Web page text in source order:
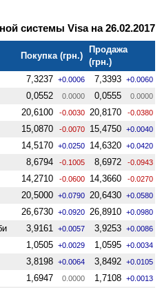
системы Visa на 26.02.2017
Покупка (грн.)
Продажа
(грн.)
7,3237 +0.0006 7,3393 +0.0060
0,0552 0.0000 0,0555 0.0000
20,6100 -0.0030 20,8170 -0.0380
15,0870 -0.0070 15,4750 +0.0040
14,5170 +0.0250 14,6320 +0.0420
8,6794 -0.1005 8,6972 -0.0943
14,2710 -0.0600 14,3660 -0.0270
20,5000 +0.0790 20,6430 +0.0580
26,6730 +0.0920 26,8910 +0.0980
3,9161 +0.0057 3,9253 +0.0086
1,0505 +0.0029 1,0595 +0.0034
3,8198 +0.0064 3,8492 +0.0105
1,6947 0.0000 1,7108 +0.0013